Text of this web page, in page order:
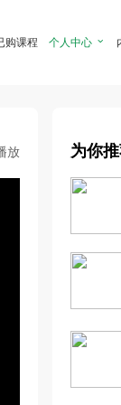
购课程 个人中心 
放 为你